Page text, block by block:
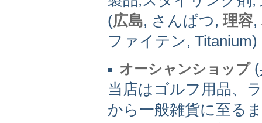
(広島, さんぱつ, 理容,
ファイテン, Titanium)
オーシャンショップ(
当店はゴルフ用品、
から一般雑貨に至る